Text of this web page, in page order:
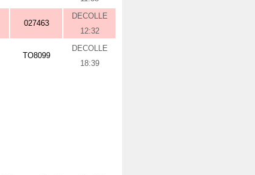
027463
DECOLLE
12:32
TO8099
DECOLLE
18:39